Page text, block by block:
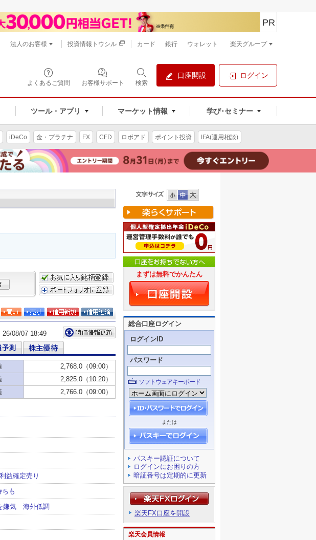
よくあるご質問 お客様サポート 検索
口座開設 ログイン
ツール・アプリ マーケット情報 学び･セミナー
PR
法人のお客様 投資情報トウシル カード 銀行 ウォレット 楽天グループ
iDeCo 金・プラチナ FX CFD ロボアド ポイント投資 IFA(運用相談)
まずは無料でかんたん
総合口座ログイン
ログインID
パスワード
ソフトウェアキーボード
または
パスキー認証について
ログインにお困りの方
暗証番号は定期的に更新
楽天FX口座を開設
楽天会員情報